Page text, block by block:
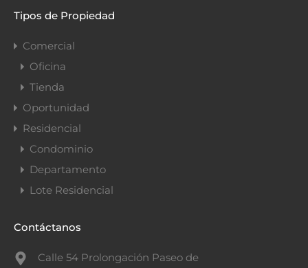
Tipos de Propiedad
Comercial
Oficina
Tienda
Oportunidad
Residencial
Condominio
Departamento
Lote Residencial
Contáctanos
Calle 54 Prolongación Paseo de